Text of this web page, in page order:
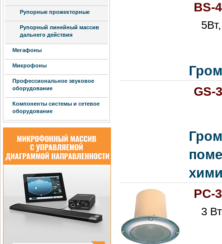
Рупорные прожекторные
Рупорный линейный массив
дальнего действия
Мегафоны
Микрофоны
Профессиональное звуковое
оборудование
Компоненты системы и сетевое
оборудование
BS-
GS-
PC-
3 Вт